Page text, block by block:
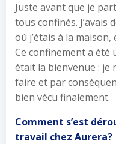
Juste avant que je
tous confinés.
où j’étais à la
Ce confinement a
était la bienvenue : je
faire et par
bien vécu finalement.
Comment s’est
travail chez Aurera?